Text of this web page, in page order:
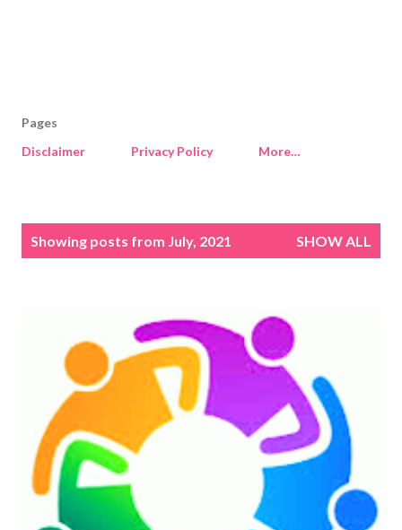
Pages
Disclaimer
Privacy Policy More…
Showing posts from July, 2021 SHOW ALL